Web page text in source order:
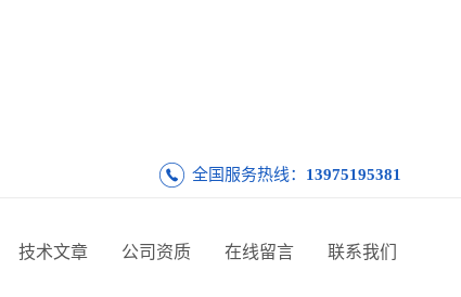
全国服务热线： 13975195381
技术文章 公司资质 在线留言 联系我们